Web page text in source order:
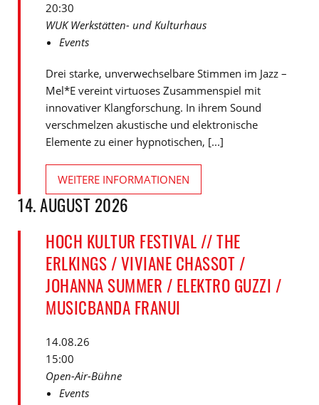
20:30
WUK Werkstätten- und Kulturhaus
Events
Drei starke, unverwechselbare Stimmen im Jazz –
Mel*E vereint virtuoses Zusammenspiel mit
innovativer Klangforschung. In ihrem Sound
verschmelzen akustische und elektronische
Elemente zu einer hypnotischen, [...]
WEITERE INFORMATIONEN
14. AUGUST 2026
HOCH KULTUR FESTIVAL // THE
ERLKINGS / VIVIANE CHASSOT /
JOHANNA SUMMER / ELEKTRO GUZZI /
MUSICBANDA FRANUI
14.08.26
15:00
Open-Air-Bühne
Events